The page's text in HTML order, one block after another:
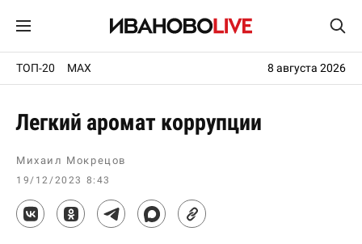
ТОП-20 MAX 8 августа 2026
Легкий аромат коррупции
Михаил Мокрецов
19/12/2023 8:43